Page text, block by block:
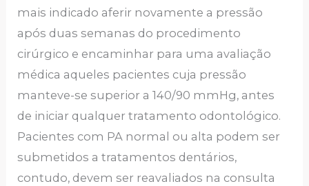
mais indicado aferir novamente a pressão
após duas semanas do procedimento
cirúrgico e encaminhar para uma avaliação
médica aqueles pacientes cuja pressão
manteve-se superior a 140/90 mmHg, antes
de iniciar qualquer tratamento odontológico.
Pacientes com PA normal ou alta podem ser
submetidos a tratamentos dentários,
contudo, devem ser reavaliados na consulta